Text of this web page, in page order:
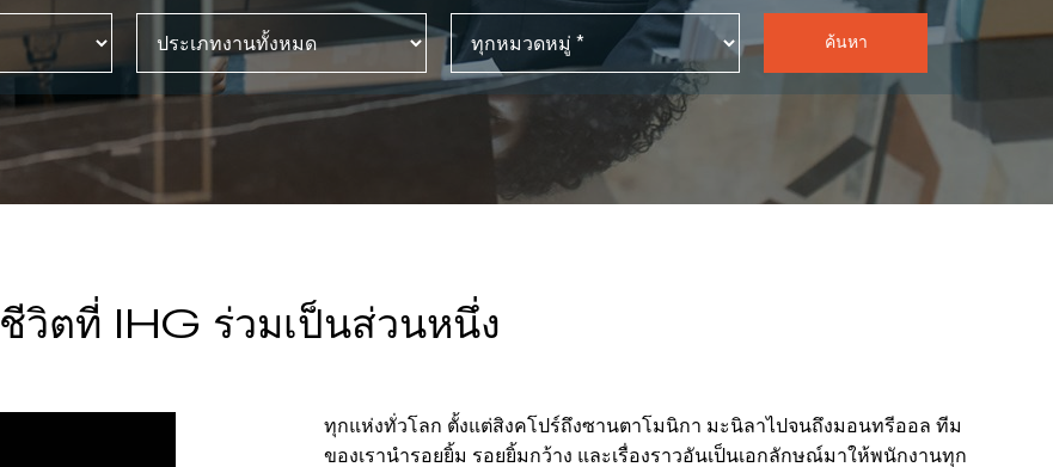
ประเภทงานทั้งหมด
ทุกหมวดหมู่ *
ค้นหา
ชีวิตที่ IHG ร่วมเป็นส่วนหนึ่ง
ทุกแห่งทั่วโลก ตั้งแต่สิงคโปร์ถึงซานตาโมนิกา มะนิลาไปจนถึงมอนทรีออล ทีม
ของเรานำรอยยิ้ม รอยยิ้มกว้าง และเรื่องราวอันเป็นเอกลักษณ์มาให้พนักงานทุก